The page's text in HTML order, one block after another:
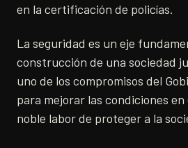
en la certificación de policías.
La seguridad es un eje
construcción de una sociedad
uno de los compromisos del
para mejorar las condiciones
noble labor de proteger a la